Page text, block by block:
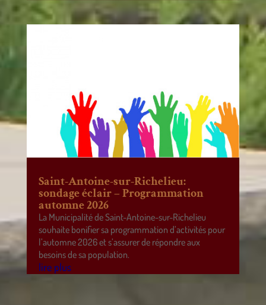
Saint-Antoine-sur-Richelieu:
sondage éclair – Programmation
automne 2026
La Municipalité de Saint-Antoine-sur-Richelieu
souhaite bonifier sa programmation d’activités pour
l’automne 2026 et s’assurer de répondre aux
besoins de sa population.
lire plus